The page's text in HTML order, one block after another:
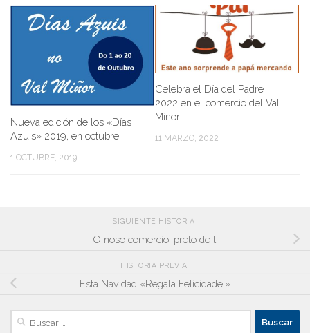
Nueva edición de los «Días
Azuis» 2019, en octubre
1 OCTUBRE, 2019
Celebra el Día del Padre
2022 en el comercio del Val
Miñor
11 MARZO, 2022
SIGUIENTE HISTORIA
O noso comercio, preto de ti
HISTORIA PREVIA
Esta Navidad «Regala Felicidade!»
Buscar: